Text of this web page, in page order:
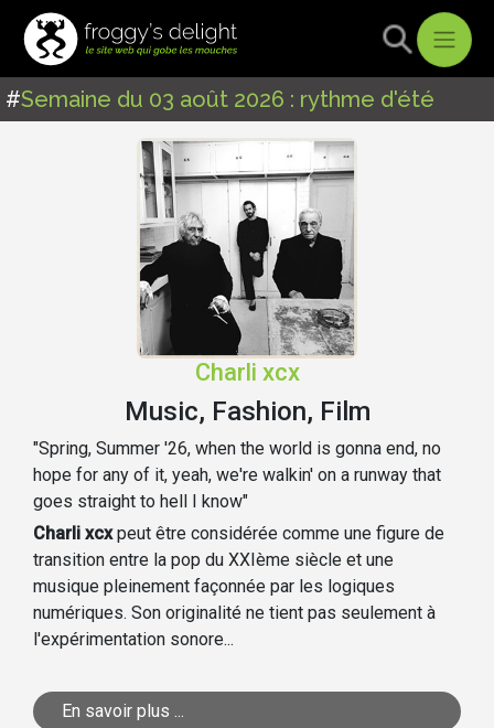
#Semaine du 03 août 2026 : rythme d'été
Charli xcx
Music, Fashion, Film
"Spring, Summer '26, when the world is gonna end, no
hope for any of it, yeah, we're walkin' on a runway that
goes straight to hell I know"
Charli xcxpeut être considérée comme une figure de
transition entre la pop du XXIème siècle et une
musique pleinement façonnée par les logiques
numériques. Son originalité ne tient pas seulement à
l'expérimentation sonore...
En savoir plus ...